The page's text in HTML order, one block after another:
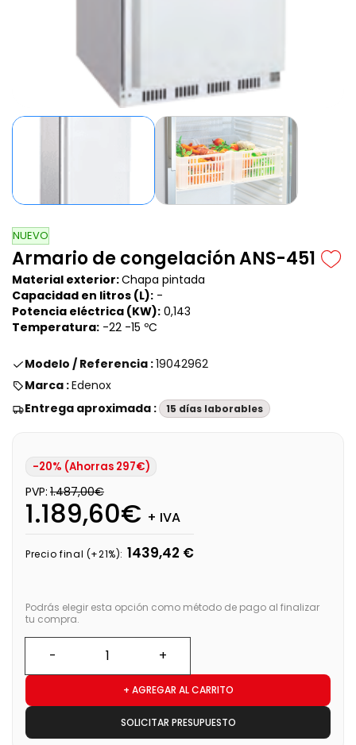
NUEVO
Armario de congelación ANS-451
Material exterior:Chapa pintada
Capacidad en litros (L): -
Potencia eléctrica (KW): 0,143
Temperatura: -22 -15 ºC
Modelo / Referencia :19042962
Marca :Edenox
Entrega aproximada :
15 días laborables
-20% (Ahorras 297€)
PVP: 1.487,00€
1.189,60€ + IVA
Precio final (+21%): 1439,42 €
Podrás elegir esta opción como método de pago al finalizar
tu compra.
+ AGREGAR AL CARRITO
SOLICITAR PRESUPUESTO